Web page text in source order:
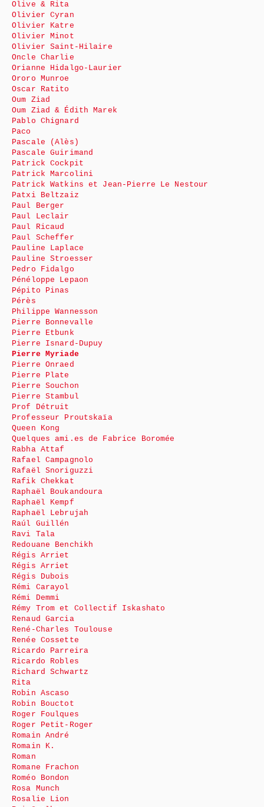
Olive & Rita
Olivier Cyran
Olivier Katre
Olivier Minot
Olivier Saint-Hilaire
Oncle Charlie
Orianne Hidalgo-Laurier
Ororo Munroe
Oscar Ratito
Oum Ziad
Oum Ziad & Édith Marek
Pablo Chignard
Paco
Pascale (Alès)
Pascale Guirimand
Patrick Cockpit
Patrick Marcolini
Patrick Watkins et Jean-Pierre Le Nestour
Patxi Beltzaiz
Paul Berger
Paul Leclair
Paul Ricaud
Paul Scheffer
Pauline Laplace
Pauline Stroesser
Pedro Fidalgo
Pénéloppe Lepaon
Pépito Pinas
Pérès
Philippe Wannesson
Pierre Bonnevalle
Pierre Etbunk
Pierre Isnard-Dupuy
Pierre Myriade
Pierre Onraed
Pierre Plate
Pierre Souchon
Pierre Stambul
Prof Détruit
Professeur Proutskaïa
Queen Kong
Quelques ami.es de Fabrice Boromée
Rabha Attaf
Rafael Campagnolo
Rafaël Snoriguzzi
Rafik Chekkat
Raphaël Boukandoura
Raphaël Kempf
Raphaël Lebrujah
Raúl Guillén
Ravi Tala
Redouane Benchikh
Régis Arriet
Régis Arriet
Régis Dubois
Rémi Carayol
Rémi Demmi
Rémy Trom et Collectif Iskashato
Renaud Garcia
René-Charles Toulouse
Renée Cossette
Ricardo Parreira
Ricardo Robles
Richard Schwartz
Rita
Robin Ascaso
Robin Bouctot
Roger Foulques
Roger Petit-Roger
Romain André
Romain K.
Roman
Romane Frachon
Roméo Bondon
Rosa Munch
Rosalie Lion